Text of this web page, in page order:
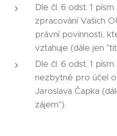
Dle čl. 6 odst. 1
zpracování Vašich
právní povinnosti,
vztahuje (dále jen
Dle čl. 6 odst. 1
nezbytné pro účel
Jaroslava Čapka
zájem").